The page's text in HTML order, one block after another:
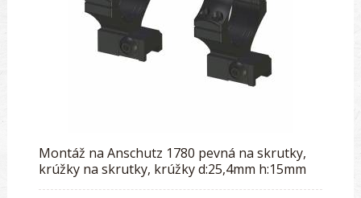
Montáž na Anschutz 1780 pevná na skrutky,
krúžky na skrutky, krúžky d:25,4mm h:15mm